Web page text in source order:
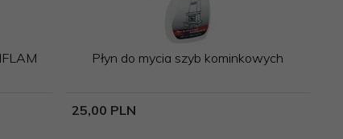
Płyn do mycia szyb kominkowych
25,00 PLN